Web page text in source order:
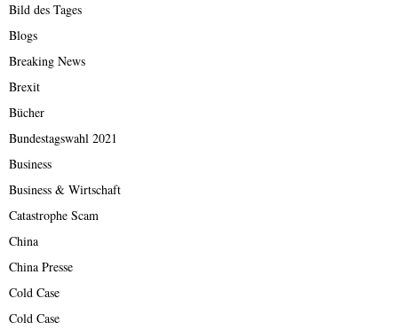
Bild des Tages
Blogs
Breaking News
Brexit
Bücher
Bundestagswahl 2021
Business
Business & Wirtschaft
Catastrophe Scam
China
China Presse
Cold Case
Cold Case